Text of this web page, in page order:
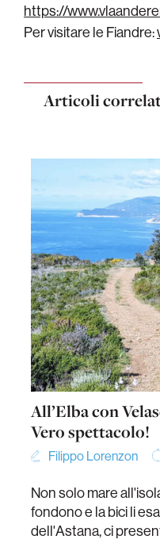
https://
Per visitare le Fiandre:
Articoli
All’Elba con
Vero spettacolo!
Filippo Lorenzon
Non solo mare
fondono e la bici li
dell'Astana, ci